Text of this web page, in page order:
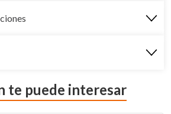
te puede interesar